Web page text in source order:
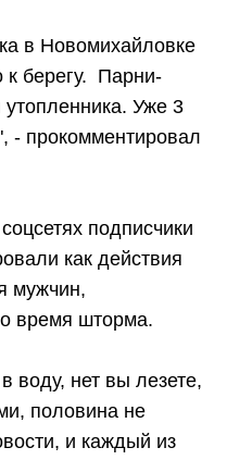
в Новомихайловке
к берегу. Парни-
Уже 3
- прокомментировал
подписчики
как действия
мужчин,
время шторма.
воду, нет вы лезете,
половина не
и каждый из